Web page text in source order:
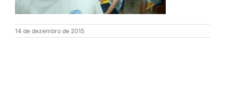
GALERIAS
EVENTOS
14 de dezembro de 2015